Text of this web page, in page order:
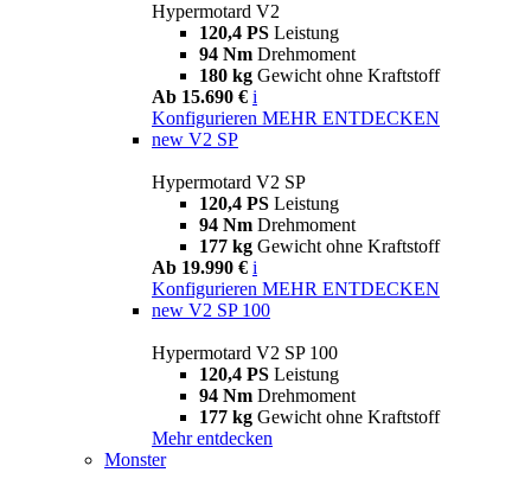
Hypermotard V2
120,4 PS Leistung
94 Nm Drehmoment
180 kg Gewicht ohne Kraftstoff
Ab 15.690 € i
Konfigurieren MEHR ENTDECKEN
new V2 SP
Hypermotard V2 SP
120,4 PS Leistung
94 Nm Drehmoment
177 kg Gewicht ohne Kraftstoff
Ab 19.990 € i
Konfigurieren MEHR ENTDECKEN
new V2 SP 100
Hypermotard V2 SP 100
120,4 PS Leistung
94 Nm Drehmoment
177 kg Gewicht ohne Kraftstoff
Mehr entdecken
Monster